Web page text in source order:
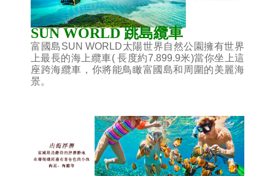
SUN WORLD 跳島纜車
富國島SUN WORLD太陽世界自然公園擁有世界
上最長的海上纜車( 長度約7.899.9米)當你坐上這
座跨海纜車，你將能鳥瞰富國島和周圍的美麗海
景。